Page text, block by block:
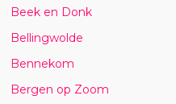
Beek en Donk
Bellingwolde
Bennekom
Bergen op Zoom